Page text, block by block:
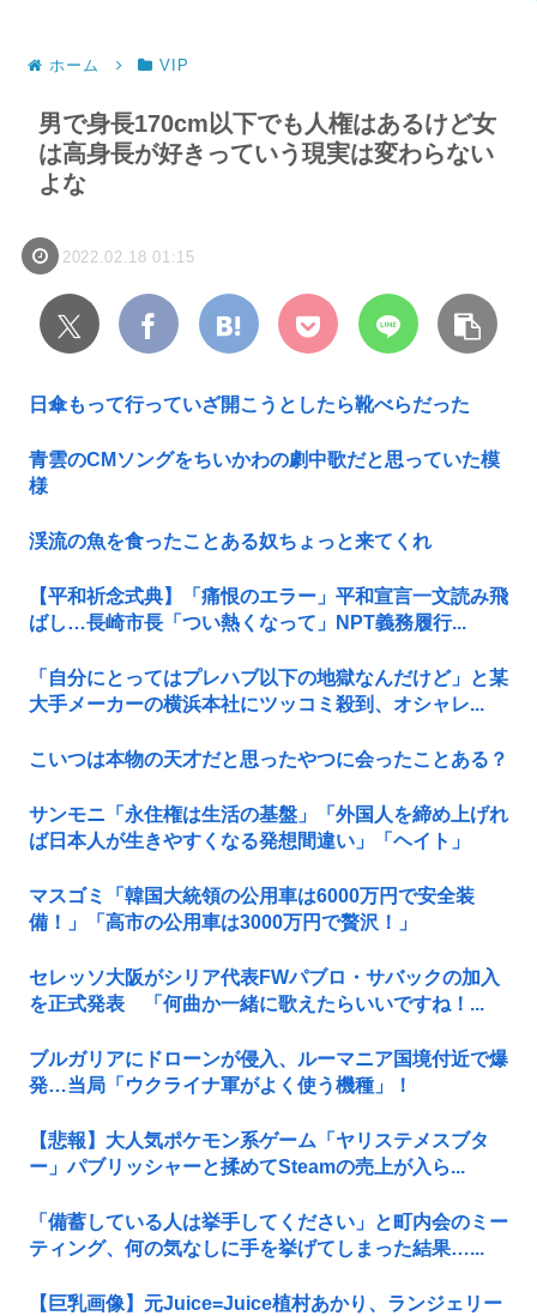
ホーム VIP
男で身長170cm以下でも人権はあるけど女
は高身長が好きっていう現実は変わらない
よな
2022.02.18 01:15
日傘もって行っていざ開こうとしたら靴べらだった
青雲のCMソングをちいかわの劇中歌だと思っていた模
様
渓流の魚を食ったことある奴ちょっと来てくれ
【平和祈念式典】「痛恨のエラー」平和宣言一文読み飛
ばし…長崎市長「つい熱くなって」NPT義務履行...
「自分にとってはプレハブ以下の地獄なんだけど」と某
大手メーカーの横浜本社にツッコミ殺到、オシャレ...
こいつは本物の天才だと思ったやつに会ったことある？
サンモニ「永住権は生活の基盤」「外国人を締め上げれ
ば日本人が生きやすくなる発想間違い」「ヘイト」
マスゴミ「韓国大統領の公用車は6000万円で安全装
備！」「高市の公用車は3000万円で贅沢！」
セレッソ大阪がシリア代表FWパブロ・サバックの加入
を正式発表 「何曲か一緒に歌えたらいいですね！...
ブルガリアにドローンが侵入、ルーマニア国境付近で爆
発…当局「ウクライナ軍がよく使う機種」！
【悲報】大人気ポケモン系ゲーム「ヤリステメスブタ
ー」パブリッシャーと揉めてSteamの売上が入ら...
「備蓄している人は挙手してください」と町内会のミー
ティング、何の気なしに手を挙げてしまった結果…...
【巨乳画像】元Juice=Juice植村あかり、ランジェリー